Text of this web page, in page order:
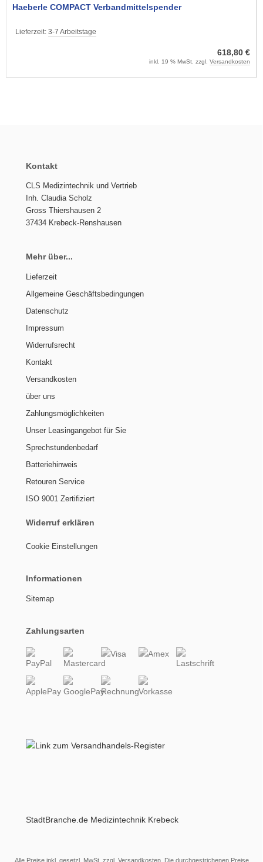
Haeberle COMPACT Verbandmittelspender
Lieferzeit: 3-7 Arbeitstage
618,80 €
inkl. 19 % MwSt. zzgl. Versandkosten
Kontakt
CLS Medizintechnik und Vertrieb
Inh. Claudia Scholz
Gross Thiershausen 2
37434 Krebeck-Renshausen
Mehr über...
Lieferzeit
Allgemeine Geschäftsbedingungen
Datenschutz
Impressum
Widerrufsrecht
Kontakt
Versandkosten
über uns
Zahlungsmöglichkeiten
Unser Leasingangebot für Sie
Sprechstundenbedarf
Batteriehinweis
Retouren Service
ISO 9001 Zertifiziert
Widerruf erklären
Cookie Einstellungen
Informationen
Sitemap
Zahlungsarten
StadtBranche.de Medizintechnik Krebeck
Alle Preise inkl. gesetzl. MwSt. zzgl. Versandkosten. Die durchgestrichenen Preise